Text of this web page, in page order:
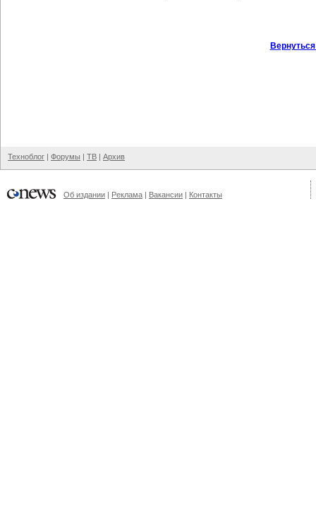
Техноблог | Форумы | ТВ | Архив
Об издании | Реклама | Вакансии | Контакты